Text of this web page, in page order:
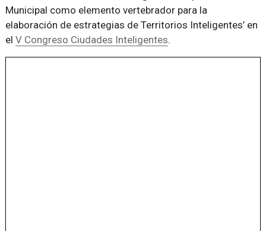
Municipal como elemento vertebrador para la
elaboración de estrategias de Territorios Inteligentes’ en
el V Congreso Ciudades Inteligentes.